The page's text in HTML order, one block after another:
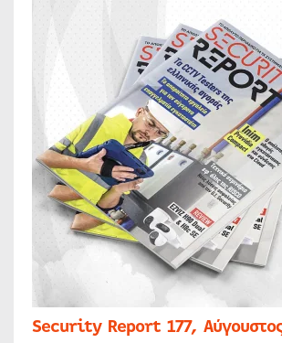
Security Report 177,